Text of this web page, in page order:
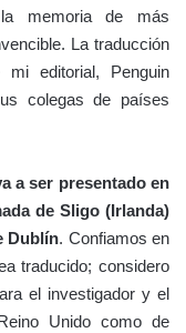
memoria de más
La traducción
editorial, Penguin
colegas de países
a ser presentado en
de Sligo (Irlanda)
Dublín. Confiamos en
traducido; considero
el investigador y el
Unido como de